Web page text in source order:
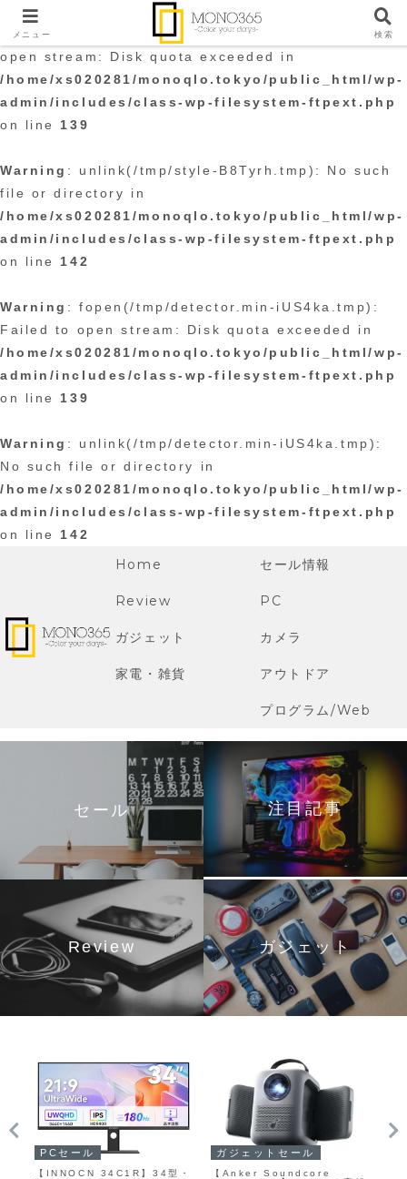
Warning
: fopen(/tmp/style-B8Tyrh.tmp): Failed to
open stream: Disk quota exceeded in
/home/xs020281/monoqlo.tokyo/public_html/wp-
admin/includes/class-wp-filesystem-ftpext.php
on line 139
Warning : unlink(/tmp/style-B8Tyrh.tmp): No such
file or directory in
/home/xs020281/monoqlo.tokyo/public_html/wp-
admin/includes/class-wp-filesystem-ftpext.php
on line 142
Warning : fopen(/tmp/detector.min-iUS4ka.tmp):
Failed to open stream: Disk quota exceeded in
/home/xs020281/monoqlo.tokyo/public_html/wp-
admin/includes/class-wp-filesystem-ftpext.php
on line 139
Warning : unlink(/tmp/detector.min-iUS4ka.tmp):
No such file or directory in
/home/xs020281/monoqlo.tokyo/public_html/wp-
admin/includes/class-wp-filesystem-ftpext.php
on line 142
Home セール情報
Review PC
ガジェット カメラ
家電・雑貨 アウトドア
プログラム/Web
セール 注目記事
Review ガジェット
PCセール
【INNOCN 34C1R】34型・
ガジェットセール
【Anker Soundcore
メニュー 検索